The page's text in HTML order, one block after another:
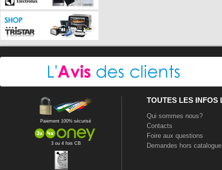
Paiement 100% sécurisé
3 ou 4 fois CB
TOUTES LES INFOS
Qui sommes nous?
Contacts
Foire aux questions
Demandes hors catalogue